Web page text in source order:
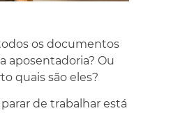
os documentos
aposentadoria? Ou
quais são eles?
de trabalhar está